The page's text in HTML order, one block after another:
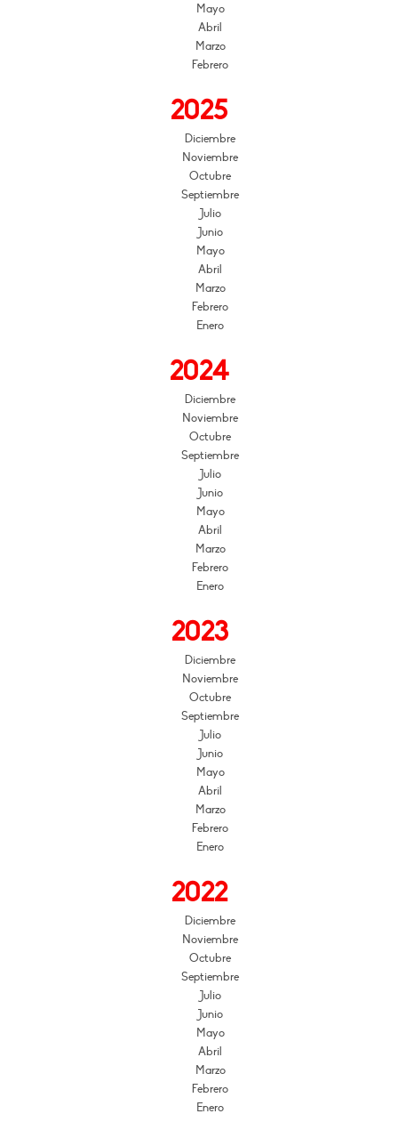
Mayo
Abril
Marzo
Febrero
2025
Diciembre
Noviembre
Octubre
Septiembre
Julio
Junio
Mayo
Abril
Marzo
Febrero
Enero
2024
Diciembre
Noviembre
Octubre
Septiembre
Julio
Junio
Mayo
Abril
Marzo
Febrero
Enero
2023
Diciembre
Noviembre
Octubre
Septiembre
Julio
Junio
Mayo
Abril
Marzo
Febrero
Enero
2022
Diciembre
Noviembre
Octubre
Septiembre
Julio
Junio
Mayo
Abril
Marzo
Febrero
Enero